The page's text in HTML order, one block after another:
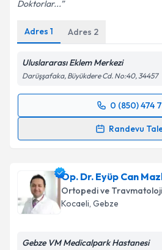
Doktorlar...
Adres 1 Adres 2
Uluslararası Eklem Merkezi
Darüşşafaka, Büyükdere Cd. No:40, 34457
0 (850) 474
Randevu
Randevu Takvimi Talebi
takvim hazırlandığında e-
E-posta Adresiniz
Op. Dr. Eyüp Can
Ortopedi ve Travmatoloji
Kocaeli, Gebze
Gebze VM Medicalpark Hastanesi